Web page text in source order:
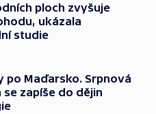
ploch zvyšuje
ukázala
studie
po Maďarsko. Srpnová
se zapíše do dějin